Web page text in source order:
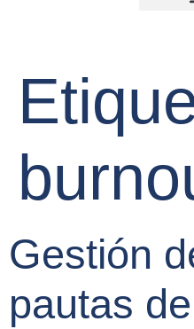
Gestión
pautas de